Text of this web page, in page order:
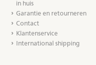
in huis
Garantie en retourneren
Contact
Klantenservice
International shipping